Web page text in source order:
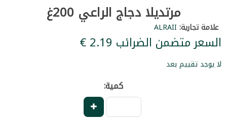
مرتديلا دجاج الراعي 200غ
علامة تجارية:ALRAII
السعر متضمن الضرائب ‏2.19 €
لا يوجد تقييم بعد
كمية: